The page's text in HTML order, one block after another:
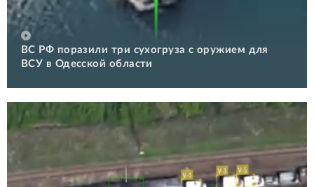
ВС РФ поразили три сухогруза с оружием для
ВСУ в Одесской области